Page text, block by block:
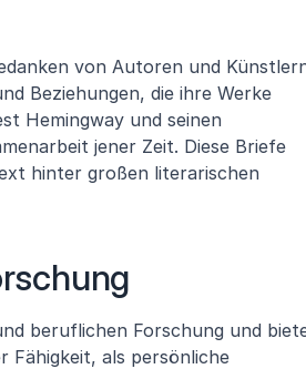
von Autoren und
Beziehungen, die ihre Werke
Hemingway und seinen
jener Zeit. Diese Briefe
hinter großen literarischen
beruflichen Forschung und
Fähigkeit, als persönliche